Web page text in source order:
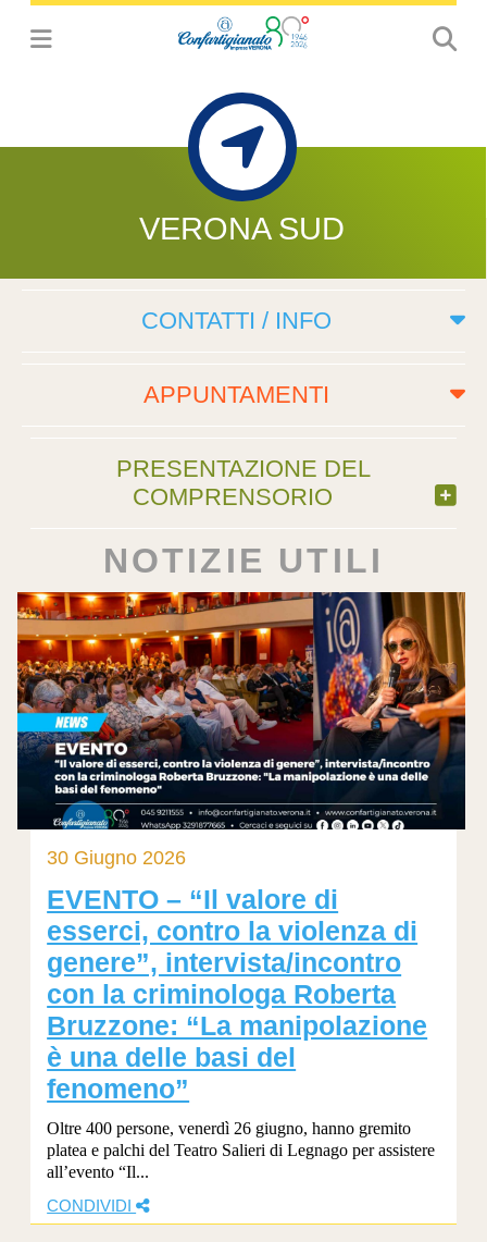
VERONA SUD
CONTATTI / INFO
APPUNTAMENTI
PRESENTAZIONE DEL
COMPRENSORIO
NOTIZIE UTILI
30 Giugno 2026
EVENTO – “Il valore di
esserci, contro la violenza di
genere”, intervista/incontro
con la criminologa Roberta
Bruzzone: “La manipolazione
è una delle basi del
fenomeno”
Oltre 400 persone, venerdì 26 giugno, hanno gremito
platea e palchi del Teatro Salieri di Legnago per assistere
all’evento “Il...
CONDIVIDI